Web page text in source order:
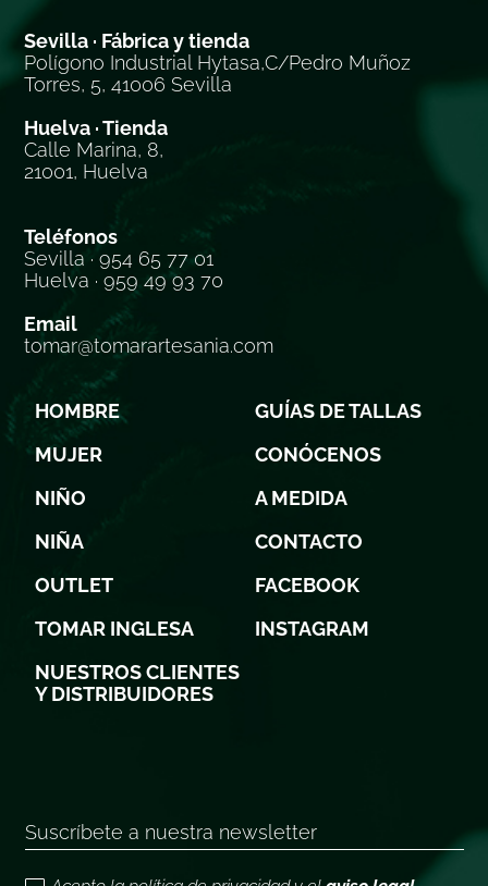
Sevilla · Fábrica y tienda
Polígono Industrial Hytasa,C/Pedro Muñoz
Torres, 5, 41006 Sevilla
Huelva · Tienda
Calle Marina, 8,
21001, Huelva
Teléfonos
Sevilla · 954 65 77 01
Huelva · 959 49 93 70
Email
tomar@tomarartesania.com
HOMBRE
MUJER
NIÑO
NIÑA
OUTLET
TOMAR INGLESA
NUESTROS CLIENTES
Y DISTRIBUIDORES
GUÍAS DE TALLAS
CONÓCENOS
A MEDIDA
CONTACTO
FACEBOOK
INSTAGRAM